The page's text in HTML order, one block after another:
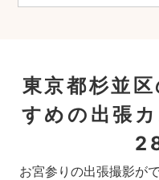
東京都杉並
すめの出張
お宮参りの出張撮影が